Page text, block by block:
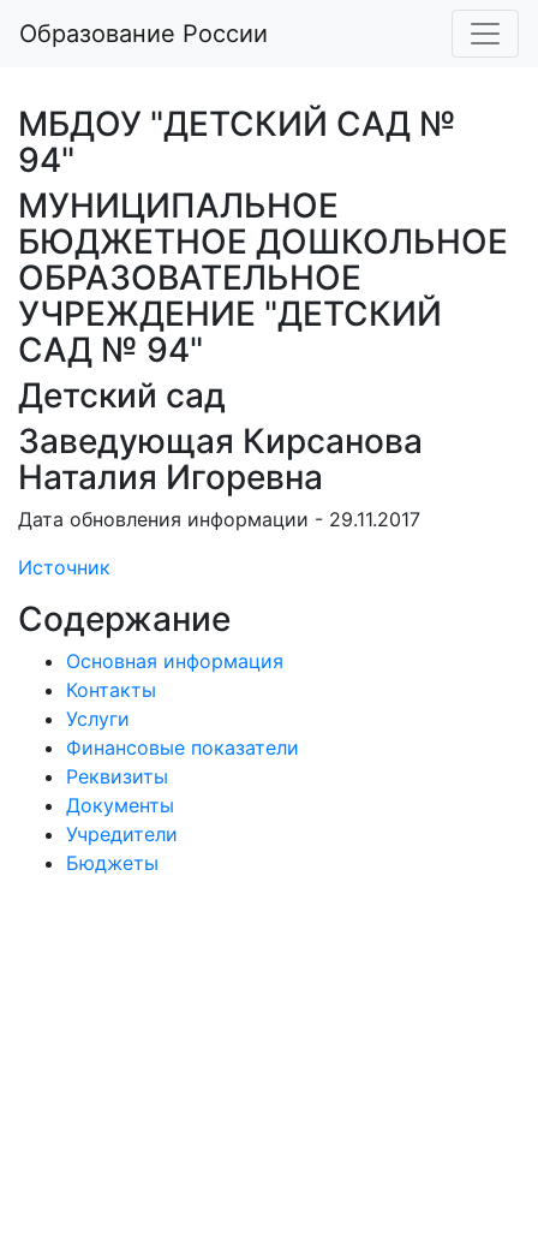
Образование России
МБДОУ "ДЕТСКИЙ САД №
94"
МУНИЦИПАЛЬНОЕ
БЮДЖЕТНОЕ ДОШКОЛЬНОЕ
ОБРАЗОВАТЕЛЬНОЕ
УЧРЕЖДЕНИЕ "ДЕТСКИЙ
САД № 94"
Детский сад
Заведующая Кирсанова
Наталия Игоревна
Дата обновления информации - 29.11.2017
Источник
Содержание
Основная информация
Контакты
Услуги
Финансовые показатели
Реквизиты
Документы
Учредители
Бюджеты